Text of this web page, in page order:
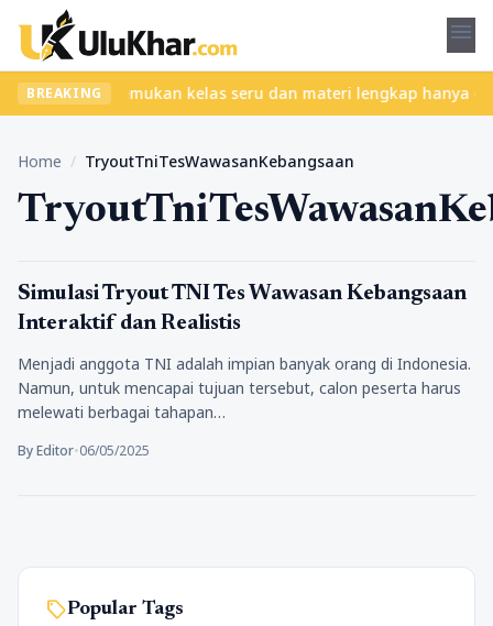
menu
BREAKING
ribet? Temukan kelas seru dan materi lengkap hanya di
Home / TryoutTniTesWawasanKebangsaan
Pendidikan
Simulasi Tryout TNI Tes Wawasan Kebangsaan
Interaktif dan Realistis
Menjadi anggota TNI adalah impian banyak orang di Indonesia.
Namun, untuk mencapai tujuan tersebut, calon peserta harus
melewati berbagai tahapan…
By Editor•06/05/2025
sellPopular Tags